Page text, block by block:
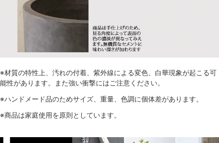
※材質の特性上、汚れの付着、紫外線による変色、白華現象が起こる可
能性があります。また強い衝撃にはご注意ください。
※ハンドメード品のためサイズ、重量、色調に個体差があります。
※商品は家庭使用を原則としています。